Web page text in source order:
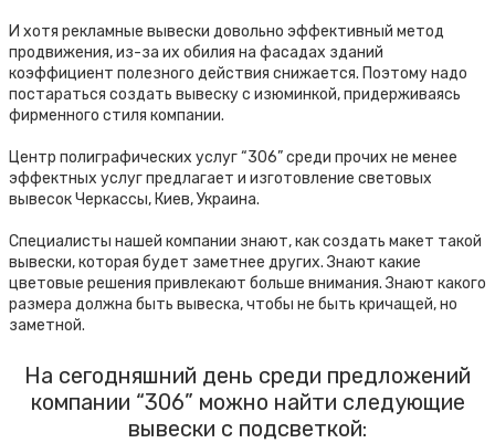
И хотя рекламные вывески довольно эффективный метод
продвижения, из-за их обилия на фасадах зданий
коэффициент полезного действия снижается. Поэтому надо
постараться создать вывеску с изюминкой, придерживаясь
фирменного стиля компании.
Центр полиграфических услуг “306” среди прочих не менее
эффектных услуг предлагает и изготовление световых
вывесок Черкассы, Киев, Украина.
Специалисты нашей компании знают, как создать макет такой
вывески, которая будет заметнее других. Знают какие
цветовые решения привлекают больше внимания. Знают какого
размера должна быть вывеска, чтобы не быть кричащей, но
заметной.
На сегодняшний день среди предложений
компании “306” можно найти следующие
вывески с подсветкой: